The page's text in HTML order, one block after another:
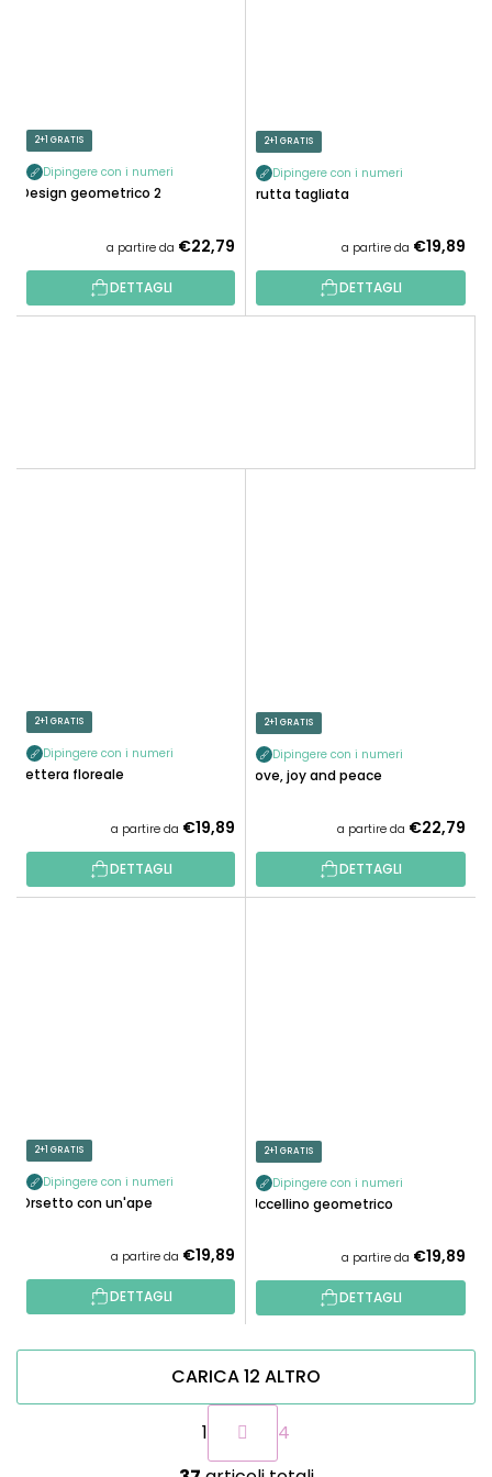
2+1 GRATIS
Dipingere con i numeri
Design geometrico 2
a partire da €22,79
DETTAGLI
2+1 GRATIS
Dipingere con i numeri
Frutta tagliata
a partire da €19,89
DETTAGLI
2+1 GRATIS
Dipingere con i numeri
Lettera floreale
a partire da €19,89
DETTAGLI
2+1 GRATIS
Dipingere con i numeri
Love, joy and peace
a partire da €22,79
DETTAGLI
2+1 GRATIS
Dipingere con i numeri
Orsetto con un'ape
a partire da €19,89
DETTAGLI
2+1 GRATIS
Dipingere con i numeri
Uccellino geometrico
a partire da €19,89
DETTAGLI
C
CARICA 12 ALTRO
P
a
g
1
4